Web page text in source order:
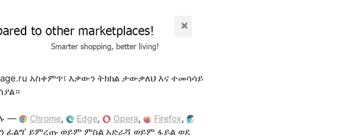
×
አስቀምጥ፣ እቃውን ትክክል ታውቃለህ እና ተመሳሳይ
— Chrome, Edge, Opera, Firefox,
ፈልግ’ ይምረጡ ወይም ምስል አድራሻ ወይም ፋይል ወደ